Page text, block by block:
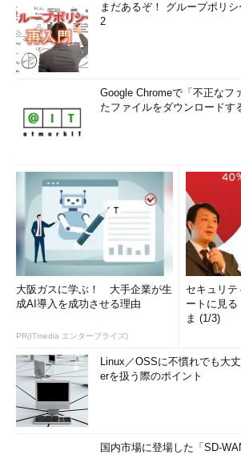
まだあるぞ！ グループポリシ
2
Google Chromeで「不正なフ
たファイルをダウンロードす
大阪ガスに学ぶ！ 大手企業が生
成AI導入を成功させる理由
PR(ITmedia エンタープライズ)
セキュリ
ートに見
ま (1/3)
Linux／OSSに不慣れでも大
erを扱う際のポイント
国内市場に登場した「SD-